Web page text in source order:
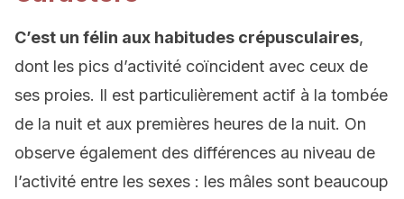
C’est un félin aux habitudes crépusculaires,
dont les pics d’activité coïncident avec ceux de
ses proies. Il est particulièrement actif à la tombée
de la nuit et aux premières heures de la nuit. On
observe également des différences au niveau de
l’activité entre les sexes : les mâles sont beaucoup